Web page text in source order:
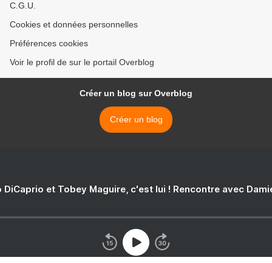
C.G.U.
Cookies et données personnelles
Préférences cookies
Voir le profil de sur le portail Overblog
Créer un blog sur Overblog
Créer un blog
DiCaprio et Tobey Maguire, c'est lui ! Rencontre avec